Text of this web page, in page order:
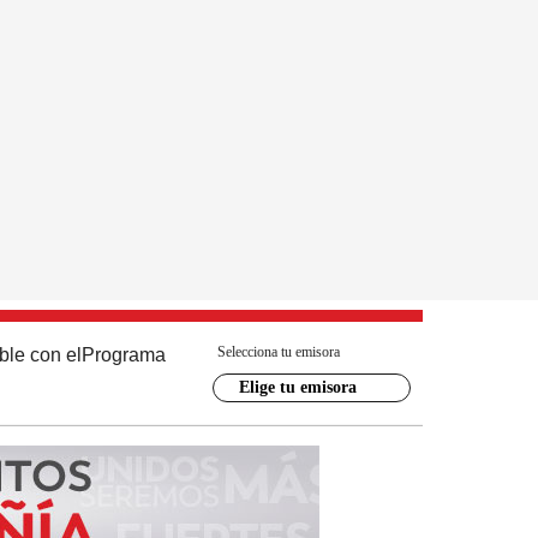
con el Programa Selecciona tu emisora
Elige tu emisora